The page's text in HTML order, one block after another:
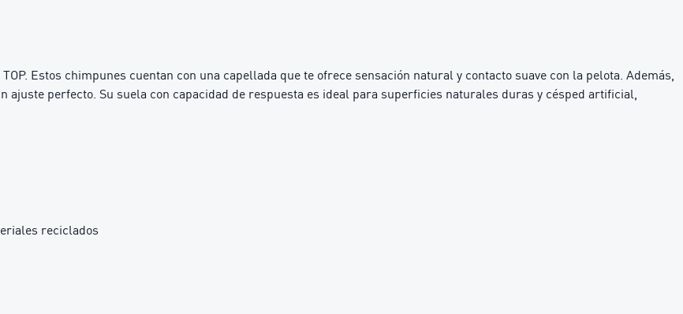
Estos chimpunes cuentan con una capellada que te ofrece sensación natural y contacto suave con la pelota. Además,
ajuste perfecto. Su suela con capacidad de respuesta es ideal para superficies naturales duras y césped artificial,
reciclados